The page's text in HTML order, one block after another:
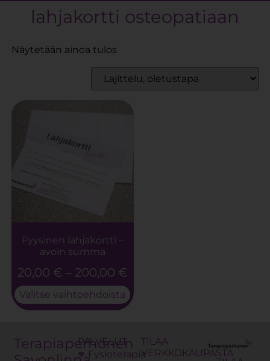
lahjakortti osteopatiaan
Näytetään ainoa tulos
Fyysinen lahjakortti –
avoin summa
20,00 € – 200,00 €
Valitse vaihtoehdoista
Terapiaperhonen
PALVELUT
Fysioterapia
TILAA
VERKKOKAUPASTA